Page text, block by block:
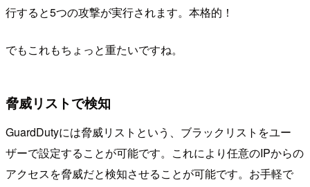
行すると5つの攻撃が実行されます。本格的！
でもこれもちょっと重たいですね。
脅威リストで検知
GuardDutyには脅威リストという、ブラックリストをユー
ザーで設定することが可能です。これにより任意のIPからの
アクセスを脅威だと検知させることが可能です。お手軽で